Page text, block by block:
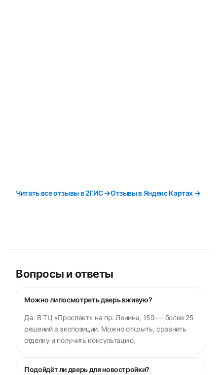
Читать все отзывы в 2ГИС →Отзывы в Яндекс Картах →
Вопросы и ответы
Можно ли посмотреть дверь вживую?
Да. В ТЦ «Проспект» на пр. Ленина, 159 — более 25
решений в экспозиции. Можно открыть, сравнить
отделку и получить консультацию.
Подойдёт ли дверь для новостройки?